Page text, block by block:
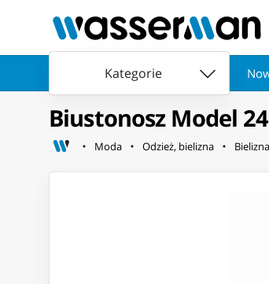
Kategorie
Biustonosz Model
Moda Odzież, bielizna